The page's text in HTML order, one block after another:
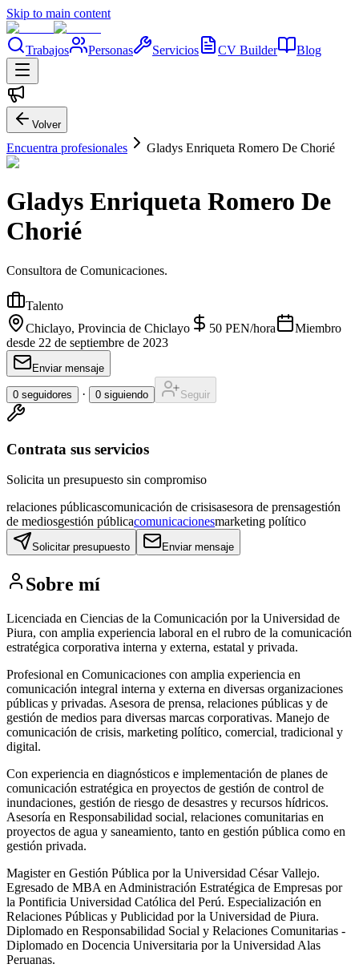
Skip to main content
Trabajos Personas Servicios CV Builder Blog
Volver
Encuentra profesionales Gladys Enriqueta Romero De Chorié
Gladys Enriqueta Romero De
Chorié
Consultora de Comunicaciones.
Talento
Chiclayo, Provincia de Chiclayo
50 PEN/hora
Miembro
desde 22 de septiembre de 2023
Enviar mensaje
0 seguidores · 0 siguiendo Seguir
Contrata sus servicios
Solicita un presupuesto sin compromiso
relaciones públicascomunicación de crisisasesora de prensagestión
de mediosgestión públicacomunicacionesmarketing político
Solicitar presupuesto Enviar mensaje
Sobre mí
Licenciada en Ciencias de la Comunicación por la Universidad de
Piura, con amplia experiencia laboral en el rubro de la comunicación
estratégica corporativa interna y externa, estatal y privada.
Profesional en Comunicaciones con amplia experiencia en
comunicación integral interna y externa en diversas organizaciones
públicas y privadas. Asesora de prensa, relaciones públicas y de
gestión de medios para diversas marcas corporativas. Manejo de
comunicación de crisis, marketing político, comercial, tradicional y
digital.
Con experiencia en diagnósticos e implementación de planes de
comunicación estratégica en proyectos de gestión de control de
inundaciones, gestión de riesgo de desastres y recursos hídricos.
Asesoría en Responsabilidad social, relaciones comunitarias en
proyectos de agua y saneamiento, tanto en gestión pública como en
gestión privada.
Magister en Gestión Pública por la Universidad César Vallejo.
Egresado de MBA en Administración Estratégica de Empresas por
la Pontificia Universidad Católica del Perú. Especialización en
Relaciones Públicas y Publicidad por la Universidad de Piura.
Diplomado en Responsabilidad Social y Relaciones Comunitarias -
Diplomado en Docencia Universitaria por la Universidad Alas
Peruanas.